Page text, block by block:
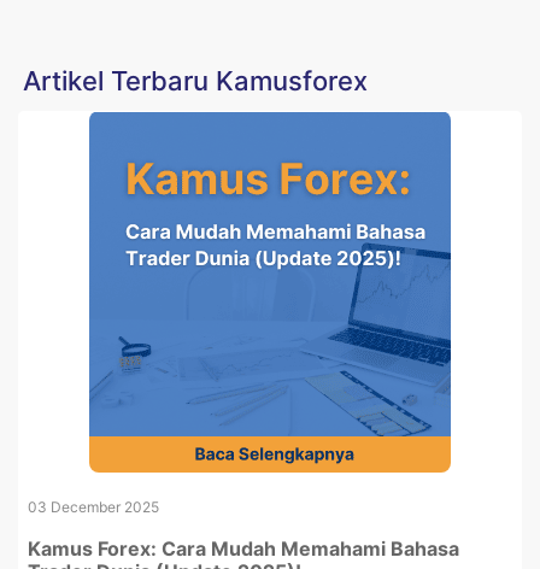
Artikel Terbaru Kamusforex
03 December 2025
Kamus Forex: Cara Mudah Memahami Bahasa